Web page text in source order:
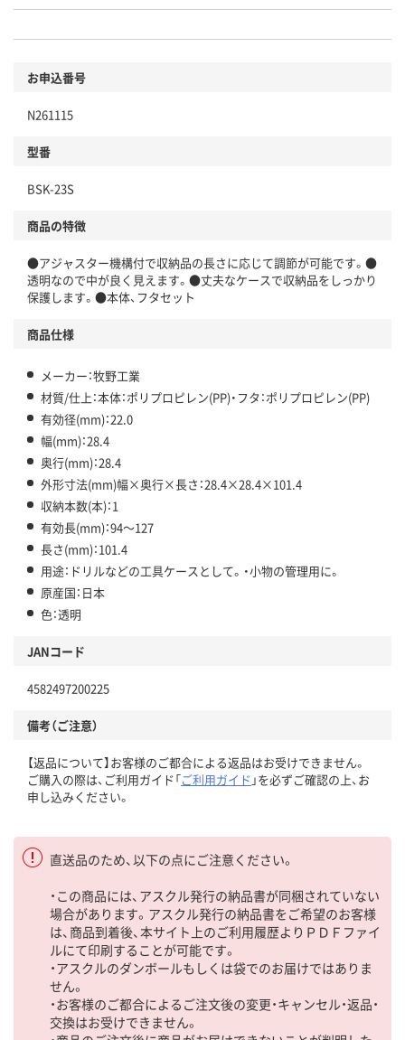
お申込番号
N261115
型番
BSK-23S
商品の特徴
●アジャスター機構付で収納品の長さに応じて調節が可能です。●
透明なので中が良く見えます。●丈夫なケースで収納品をしっかり
保護します。●本体、フタセット
商品仕様
メーカー：牧野工業
材質/仕上：本体：ポリプロピレン(PP)・フタ：ポリプロピレン(PP)
有効径(mm)：22.0
幅(mm)：28.4
奥行(mm)：28.4
外形寸法(mm)幅×奥行×長さ：28.4×28.4×101.4
収納本数(本)：1
有効長(mm)：94～127
長さ(mm)：101.4
用途：ドリルなどの工具ケースとして。・小物の管理用に。
原産国：日本
色：透明
JANコード
4582497200225
備考（ご注意）
【返品について】お客様のご都合による返品はお受けできません。
ご購入の際は、ご利用ガイド「ご利用ガイド 」を必ずご確認の上、お
申し込みください。
直送品のため、以下の点にご注意ください。
・この商品には、アスクル発行の納品書が同梱されていない
場合があります。アスクル発行の納品書をご希望のお客様
は、商品到着後、本サイト上のご利用履歴よりＰＤＦファイ
ルにて印刷することが可能です。
・アスクルのダンボールもしくは袋でのお届けではありま
せん。
・お客様のご都合によるご注文後の変更・キャンセル・返品・
交換はお受けできません。